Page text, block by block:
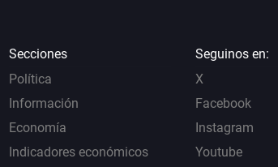
Secciones
Política
Información
Economía
Indicadores económicos
Seguinos en:
X
Facebook
Instagram
Youtube